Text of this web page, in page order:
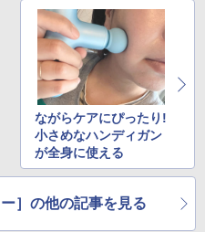
ながらケアにぴったり!
小さめなハンディガン
が全身に使える
］の他の記事を見る